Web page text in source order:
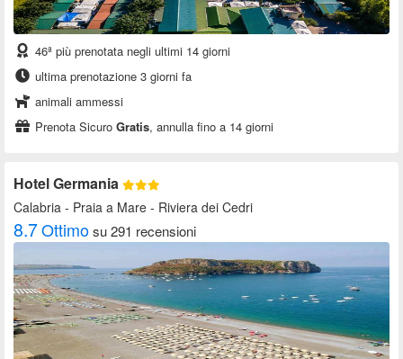
46ª più prenotata negli ultimi 14 giorni
ultima prenotazione 3 giorni fa
animali ammessi
Prenota Sicuro Gratis, annulla fino a 14 giorni
Hotel Germania
Calabria - Praia a Mare - Riviera dei Cedri
8.7Ottimosu 291 recensioni